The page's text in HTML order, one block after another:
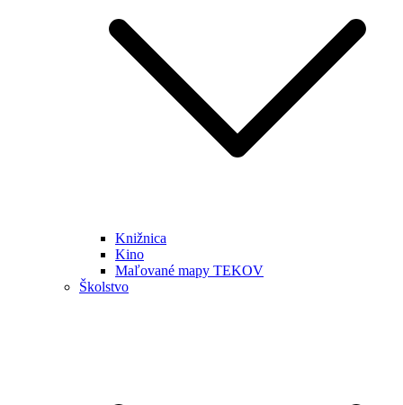
Knižnica
Kino
Maľované mapy TEKOV
Školstvo